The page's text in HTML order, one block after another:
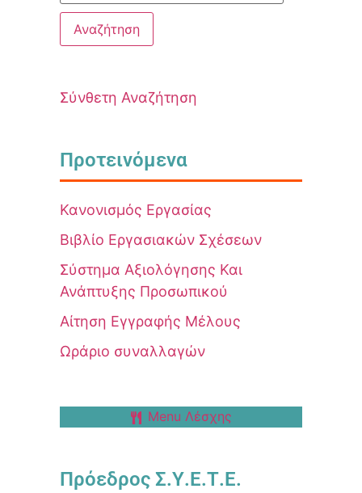
Σύνθετη Αναζήτηση
Προτεινόμενα
Κανονισμός Εργασίας
Βιβλίο Εργασιακών Σχέσεων
Σύστημα Αξιολόγησης Και
Ανάπτυξης Προσωπικού
Αίτηση Εγγραφής Μέλους
Ωράριο συναλλαγών
Menu Λέσχης
Πρόεδρος Σ.Υ.Ε.Τ.Ε.